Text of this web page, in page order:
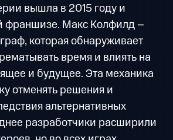
вышла в 2015 году и
франшизе. Макс Колфилд –
которая обнаруживает
время и влиять на
и будущее. Эта механика
отменять решения и
альтернативных
разработчики расширили